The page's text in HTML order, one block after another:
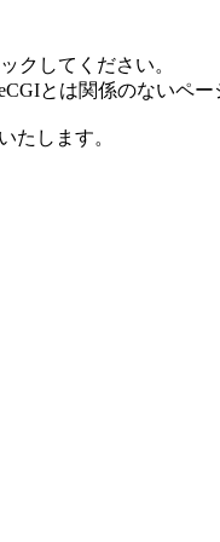
クしてください。
とは関係のないペー
たします。